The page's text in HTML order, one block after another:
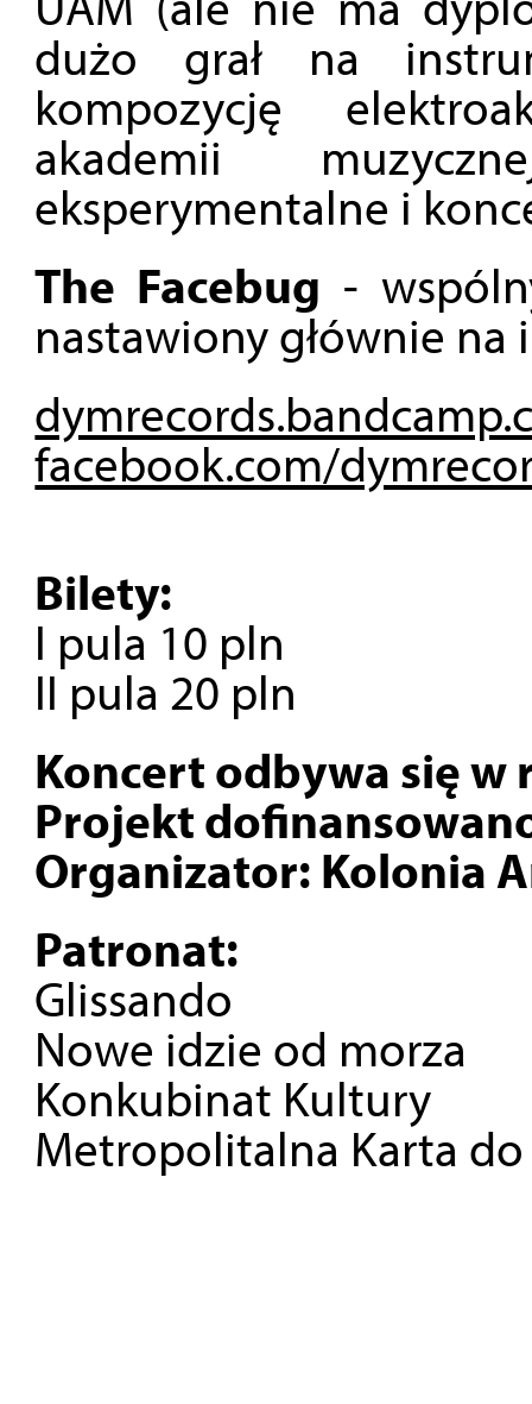
dużo grał na
kompozycję
akademii
eksperymentalne i
The Facebug -
nastawiony głównie
facebook.com/
Bilety:
I pula 10 pln
II pula 20 pln
Koncert odbywa się w
Projekt
Organizator: Kolonia
Patronat:
Glissando
Nowe idzie od morza
Konkubinat Kultury
Metropolitalna Karta